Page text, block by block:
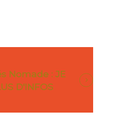
Nomade : JE
D'INFOS